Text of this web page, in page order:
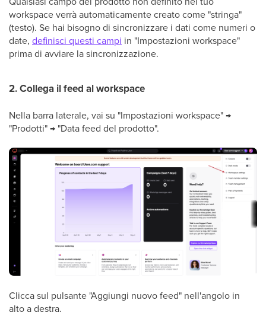
workspace verrà automaticamente creato come "stringa"
(testo). Se hai bisogno di sincronizzare i dati come numeri o
date, definisci questi campi in "Impostazioni workspace"
prima di avviare la sincronizzazione.
2. Collega il feed al workspace
Nella barra laterale, vai su "Impostazioni workspace" →
"Prodotti" → "Data feed del prodotto".
Clicca sul pulsante "Aggiungi nuovo feed" nell'angolo in
alto a destra.